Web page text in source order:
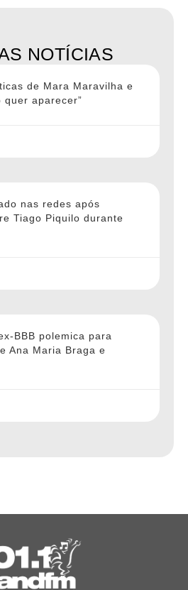
NOTÍCIAS
de Mara Maravilha e
quer aparecer”
nas redes após
Tiago Piquilo durante
BBB polemica para
Ana Maria Braga e